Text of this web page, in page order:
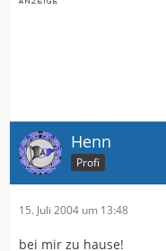
Henn
Profi
15. Juli 2004 um 13:48
bei mir zu hause!